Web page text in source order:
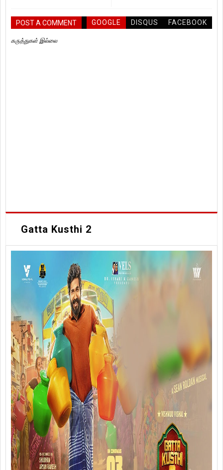
POST A COMMENT GOOGLE DISQUS FACEBOOK
கருத்துகள் இல்லை
Gatta Kusthi 2